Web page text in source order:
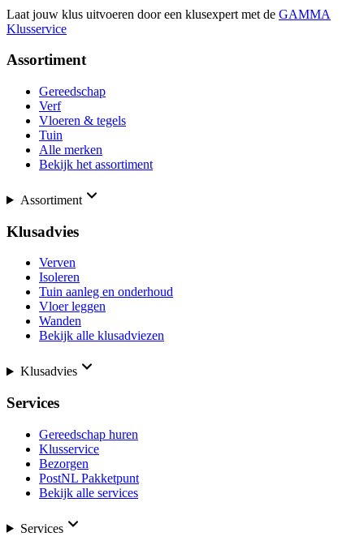
Laat jouw klus uitvoeren door een klusexpert met de GAMMA
Klusservice
Assortiment
Gereedschap
Verf
Vloeren & tegels
Tuin
Alle merken
Bekijk het assortiment
Assortiment
Klusadvies
Verven
Isoleren
Tuin aanleg en onderhoud
Vloer leggen
Wanden
Bekijk alle klusadviezen
Klusadvies
Services
Gereedschap huren
Klusservice
Bezorgen
PostNL Pakketpunt
Bekijk alle services
Services